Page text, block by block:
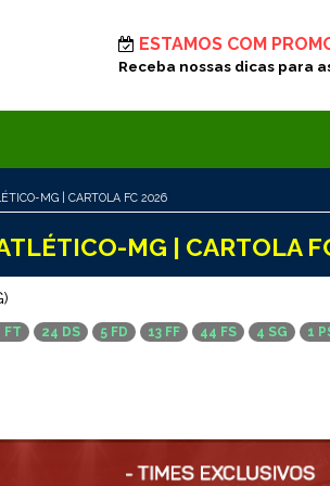
ESTAMOS COM
Receba nossas dicas para
MG | CARTOLA FC 2026
MG | CARTOLA
FT 24 DS 5 FD 13 FF 44 FS 4 SG 1